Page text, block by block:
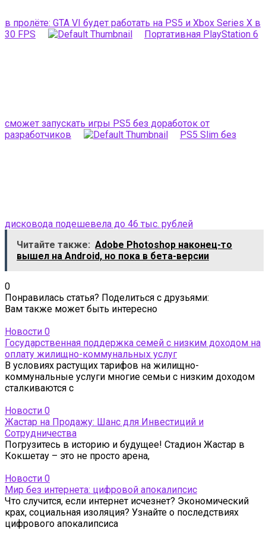
в пролёте: GTA VI будет работать на PS5 и Xbox Series X в
30 FPS
Портативная PlayStation 6
сможет запускать игры PS5 без доработок от
разработчиков
PS5 Slim без
дисковода подешевела до 46 тыс. рублей
Читайте также: Adobe Photoshop наконец-то
вышел на Android, но пока в бета-версии
0
Понравилась статья? Поделиться с друзьями:
Вам также может быть интересно
Новости 0
Государственная поддержка семей с низким доходом на
оплату жилищно-коммунальных услуг
В условиях растущих тарифов на жилищно-
коммунальные услуги многие семьи с низким доходом
сталкиваются с
Новости 0
Жастар на Продажу: Шанс для Инвестиций и
Сотрудничества
Погрузитесь в историю и будущее! Стадион Жастар в
Кокшетау – это не просто арена,
Новости 0
Мир без интернета: цифровой апокалипсис
Что случится, если интернет исчезнет? Экономический
крах, социальная изоляция? Узнайте о последствиях
цифрового апокалипсиса